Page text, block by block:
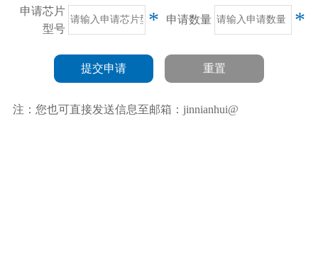
申请芯片
型号
* 申请数量 *
提交申请 重置
注：您也可直接发送信息至邮箱：jinnianhui@